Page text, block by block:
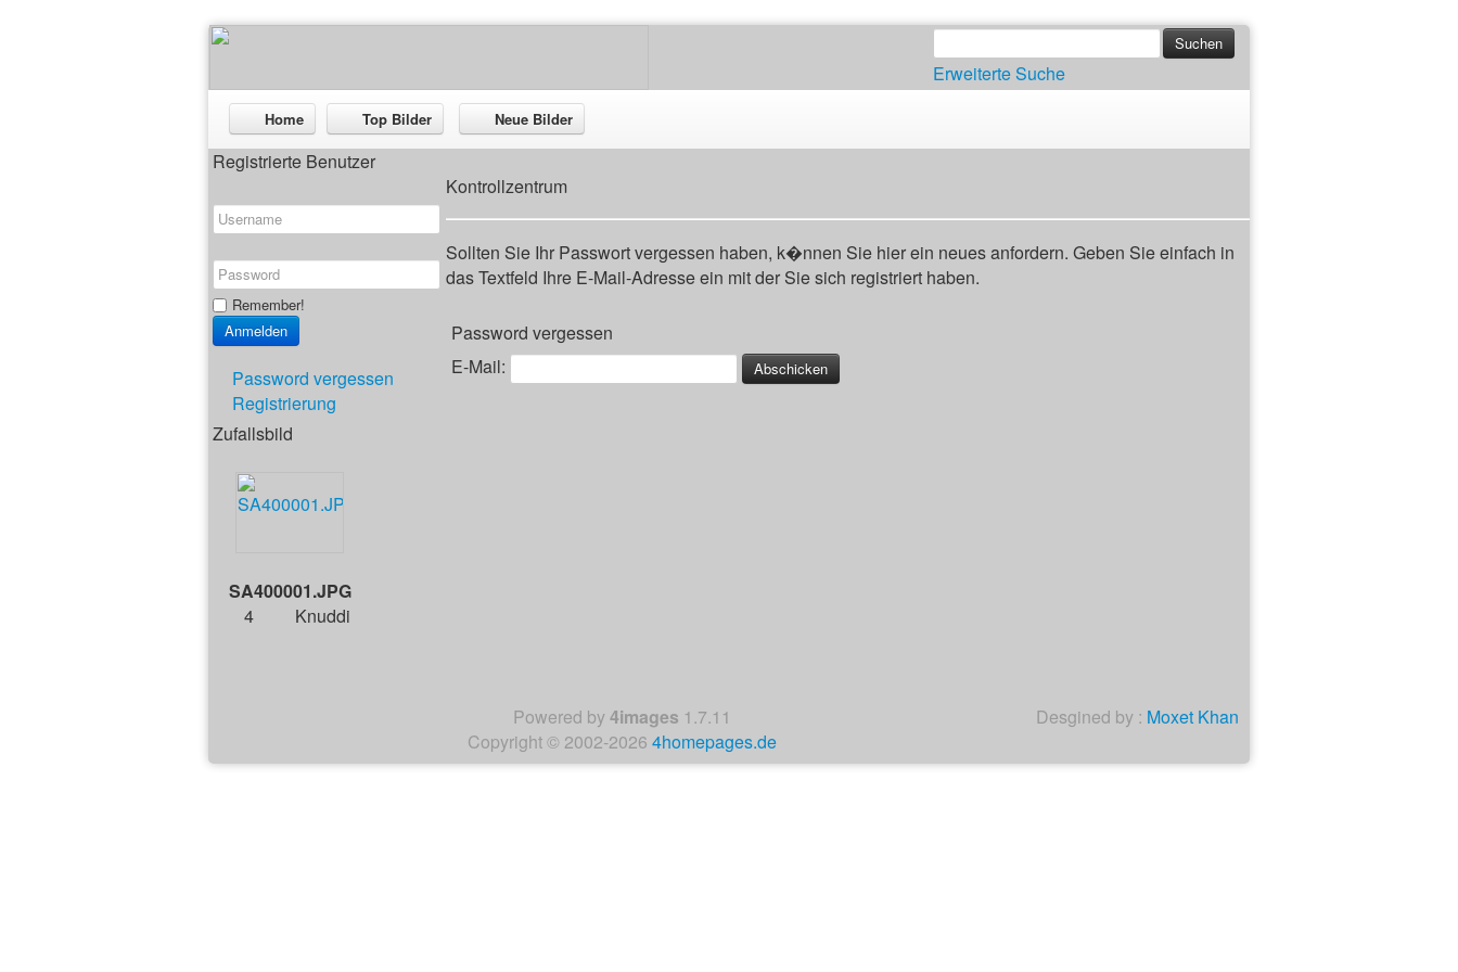
Erweiterte Suche
Home Top Bilder Neue Bilder
Registrierte Benutzer
Remember!
Password vergessen
Registrierung
Zufallsbild
SA400001.JPG
4
Knuddi
Kontrollzentrum
Sollten Sie Ihr Passwort vergessen haben, k�nnen Sie hier ein neues anfordern. Geben Sie einfach in
das Textfeld Ihre E-Mail-Adresse ein mit der Sie sich registriert haben.
Password vergessen
E-Mail:
Desgined by : Moxet Khan
Powered by4images 1.7.11
Copyright © 2002-2026 4homepages.de